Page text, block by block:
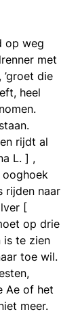
op weg
met
’groet die
heel
rijdt al
L. ] ,
rijden naar
[
op drie
is te zien
toe wil.
Ae of het
meer.